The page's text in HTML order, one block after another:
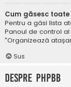
Cum găsesc
Pentru a găsi lista
Panoul de control
"Organizează
Sus
Despre phpBB